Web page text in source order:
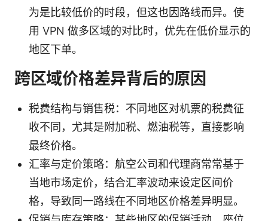
为是比较低价的时段，但这也因路线而异。使
用 VPN 做多区域的对比时，优先在低价显示的
地区下单。
跨区域价格差异背后的原因
税费结构与销售税：不同地区对机票的税费征
收不同，尤其是附加税、燃油税等，直接影响
最终价格。
汇率与定价策略：航空公司和代理商常常基于
当地市场定价，结合汇率波动来设定区间价
格，导致同一路线在不同地区价格差异明显。